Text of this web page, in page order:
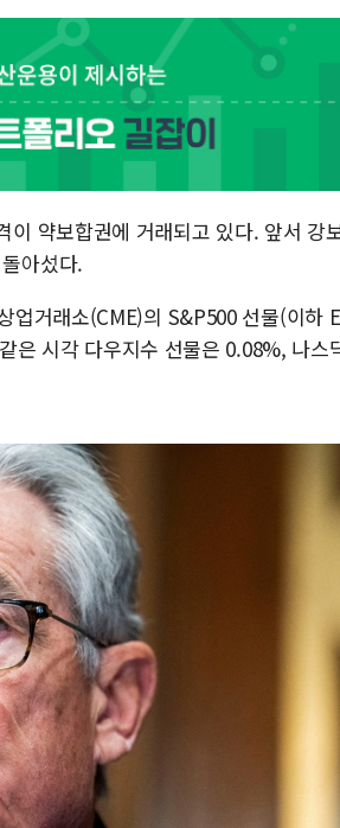
뉴인텍
듀오백
휴젤,
약보합권에 거래되고 있다. 앞서 강
아섰다.
업거래소(CME)의 S&P500 선물(이하
은 시각 다우지수 선물은 0.08%, 나스